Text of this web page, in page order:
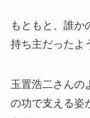
もともと、誰か
持ち主だったよ
玉置浩二さんの
の功で支える姿